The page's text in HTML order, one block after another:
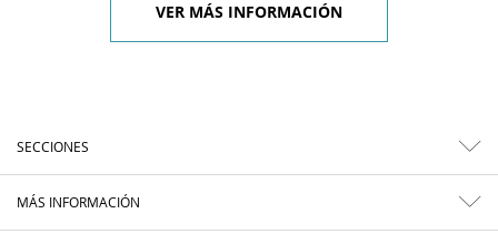
VER MÁS INFORMACIÓN
SECCIONES
MÁS INFORMACIÓN